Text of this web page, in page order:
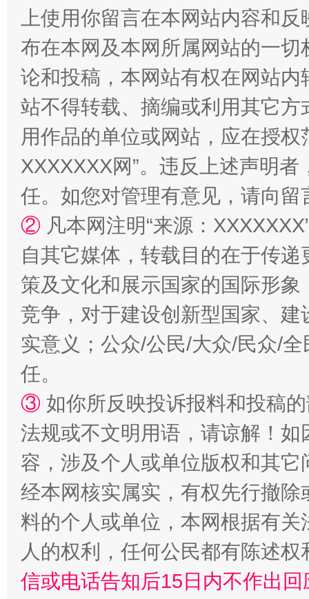
上使用你留言在本网站内容和
布在本网及本网所属网站的一
论和投稿，本网站有权在网站
站不得转载、摘编或利用其它
用作品的单位或网站，应在授
XXXXXXX网”。违反上述声明
任。如您对管理有意见，请向
② 凡本网注明“来源：
自其它媒体，转载目的在于传
策及文化和展示国家的国际形
竞争，对于建设创新型国家、
实意义；公众/公民/大众/民众/
任。
③ 如你所反映投诉报料和投稿
法规或不文明用语，请谅解！
容，涉及个人或单位版权和其它
经本网核实属实，有权先行撤
料的个人或单位，本网根据有
人的权利，任何公民都有陈述
信或电话告知后15日内不作出